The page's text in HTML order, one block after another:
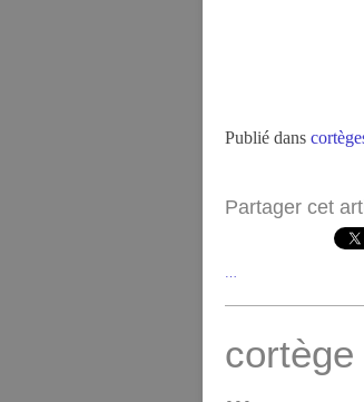
Publié dans
Partager cet